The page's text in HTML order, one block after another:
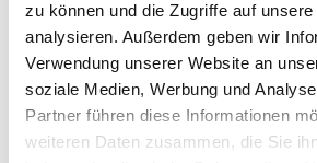
zu können und die Zugriffe auf
analysieren. Außerdem geben wir
Verwendung unserer Website an
soziale Medien, Werbung und
Partner führen diese Informationen
weiteren Daten zusammen, die Sie